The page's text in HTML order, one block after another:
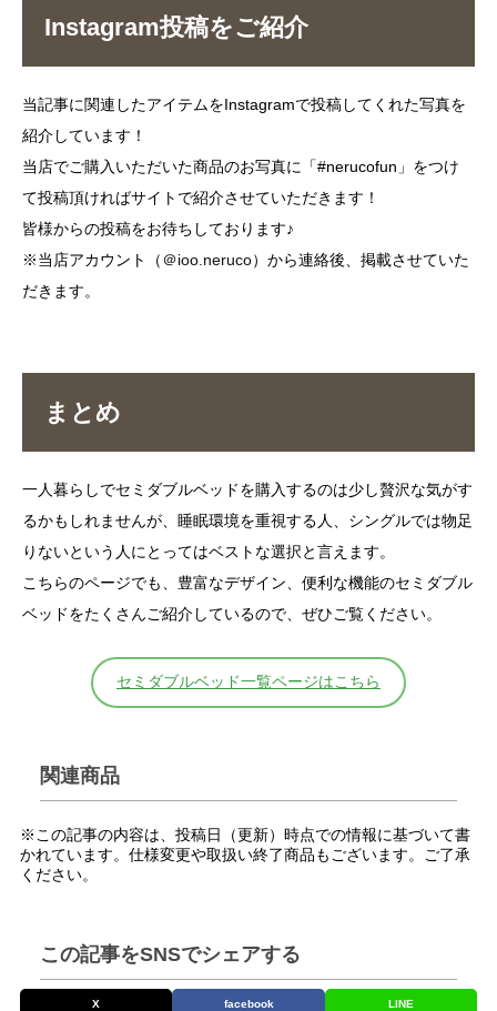
Instagram投稿をご紹介
当記事に関連したアイテムをInstagramで投稿してくれた写真を
紹介しています！
当店でご購入いただいた商品のお写真に「#nerucofun」をつけ
て投稿頂ければサイトで紹介させていただきます！
皆様からの投稿をお待ちしております♪
※当店アカウント（＠ioo.neruco）から連絡後、掲載させていた
だきます。
まとめ
一人暮らしでセミダブルベッドを購入するのは少し贅沢な気がす
るかもしれませんが、睡眠環境を重視する人、シングルでは物足
りないという人にとってはベストな選択と言えます。
こちらのページでも、豊富なデザイン、便利な機能のセミダブル
ベッドをたくさんご紹介しているので、ぜひご覧ください。
セミダブルベッド一覧ページはこちら
関連商品
※この記事の内容は、投稿日（更新）時点での情報に基づいて書
かれています。仕様変更や取扱い終了商品もございます。ご了承
ください。
この記事をSNSでシェアする
X facebook LINE